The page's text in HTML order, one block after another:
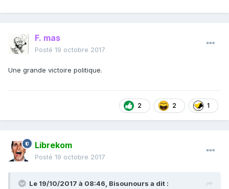
F. mas
Posté 19 octobre 2017
Une grande victoire politique.
2 2 1
Librekom
Posté 19 octobre 2017
Le 19/10/2017 à 08:46, Bisounours a dit :